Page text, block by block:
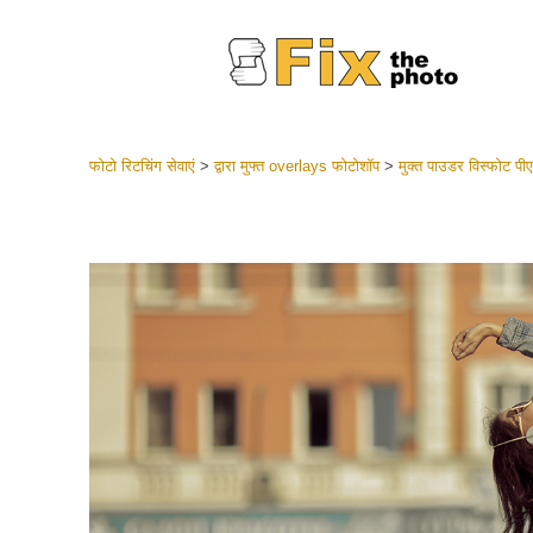
शादी
मोबाइल
फोटो रिटचिंग सेवाएं>द्वारा मुफ्त overlays फोटोशॉप>मुक्त पाउडर विस्फोट